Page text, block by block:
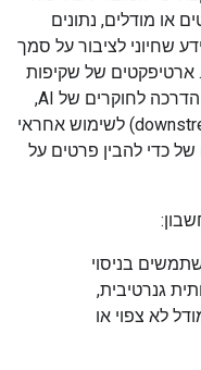
או מודלים, נתונים
שחיוני לציבור על סמך
ארטיפקטים של שקיפות
הם יותר מכלי תקשורת. הם וגם לספק הדרכה לחוקרים של AI,
לפריסה ולמפתחים במורד הזרם (downstream) לשימוש אחראי
כדי להבין פרטים על
בניסוי
גנרטיבית,
לא צפוי או